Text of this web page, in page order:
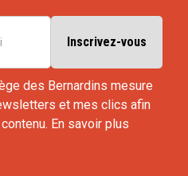
des Bernardins mesure
et mes clics afin
En savoir plus